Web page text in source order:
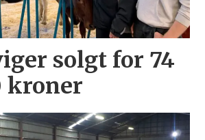
solgt for 74
kroner